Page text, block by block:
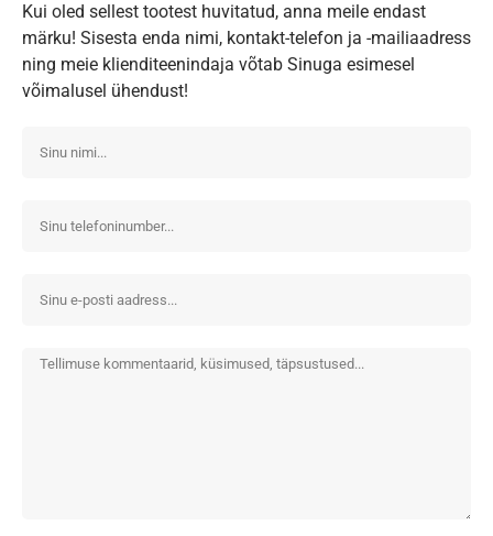
Kui oled sellest tootest huvitatud, anna meile endast
märku! Sisesta enda nimi, kontakt-telefon ja -mailiaadress
ning meie klienditeenindaja võtab Sinuga esimesel
võimalusel ühendust!